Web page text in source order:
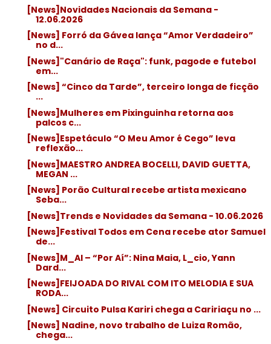
[News]Novidades Nacionais da Semana -
12.06.2026
[News] Forró da Gávea lança “Amor Verdadeiro”
no d...
[News]"Canário de Raça": funk, pagode e futebol
em...
[News] “Cinco da Tarde”, terceiro longa de ficção
...
[News]Mulheres em Pixinguinha retorna aos
palcos c...
[News]Espetáculo “O Meu Amor é Cego” leva
reflexão...
[News]MAESTRO ANDREA BOCELLI, DAVID GUETTA,
MEGAN ...
[News] Porão Cultural recebe artista mexicano
Seba...
[News]Trends e Novidades da Semana - 10.06.2026
[News]Festival Todos em Cena recebe ator Samuel
de...
[News]M_AI – “Por Aí”: Nina Maia, L_cio, Yann
Dard...
[News]FEIJOADA DO RIVAL COM ITO MELODIA E SUA
RODA...
[News] Circuito Pulsa Kariri chega a Caririaçu no ...
[News] Nadine, novo trabalho de Luiza Romão,
chega...